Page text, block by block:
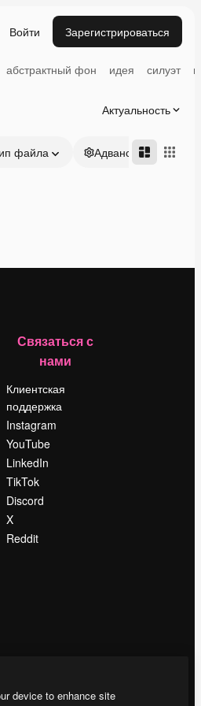
Войти Зарегистрироваться
абстрактный фон идея силуэт
Актуальность
файла Адвансд
Связаться с
нами
Клиентская
поддержка
Instagram
YouTube
LinkedIn
TikTok
Discord
X
Reddit
device to enhance site